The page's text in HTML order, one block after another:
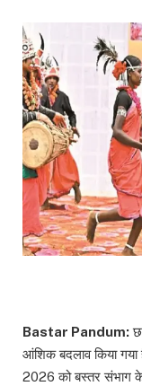
Bastar Pandum:
आंशिक बदलाव किया
2026 को बस्तर संभाग